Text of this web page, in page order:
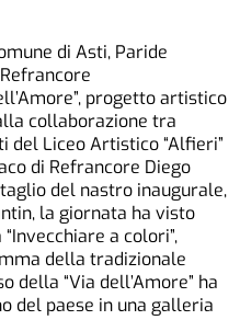
di Asti, Paride
progetto artistico
collaborazione tra
del Liceo Artistico “Alfieri”
di Refrancore Diego
del nastro inaugurale,
la giornata ha visto
a colori”,
della tradizionale
della “Via dell’Amore” ha
del paese in una galleria